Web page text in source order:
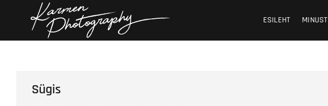
Karmen Photography
ESILEHT MINUST
Sügis